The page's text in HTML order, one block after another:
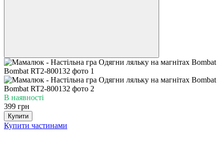
В наявності
399 грн
Купити
Купити частинами